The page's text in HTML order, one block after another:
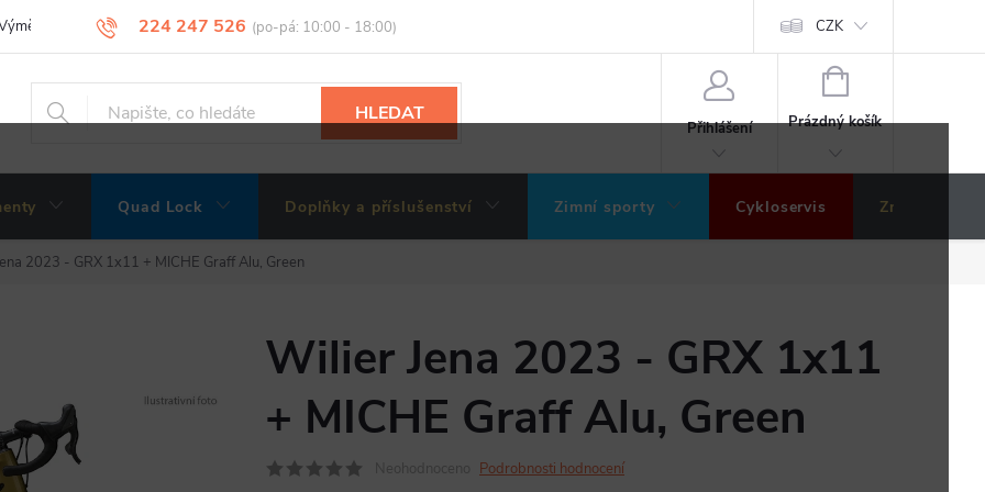
224 247 526
vrácení a reklamace zboží Obchodní podmínky Hodnocení obchodu CZK
HLEDAT
Přihlášení
NÁKUPNÍ
KOŠÍK
Prázdný košík
Quad Lock Doplňky a příslušenství Zimní sporty Cykloservis Značky
2023 - GRX 1x11 + MICHE Graff Alu, Green
Wilier Jena 2023 - GRX 1x11
+ MICHE Graff Alu, Green
Podrobnosti hodnocení